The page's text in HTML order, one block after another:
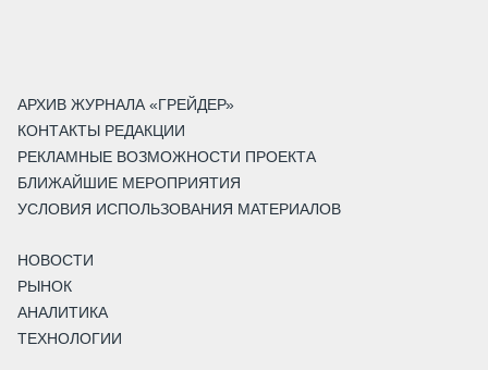
АРХИВ ЖУРНАЛА «ГРЕЙДЕР»
КОНТАКТЫ РЕДАКЦИИ
РЕКЛАМНЫЕ ВОЗМОЖНОСТИ ПРОЕКТА
БЛИЖАЙШИЕ МЕРОПРИЯТИЯ
УСЛОВИЯ ИСПОЛЬЗОВАНИЯ МАТЕРИАЛОВ
НОВОСТИ
РЫНОК
АНАЛИТИКА
ТЕХНОЛОГИИ